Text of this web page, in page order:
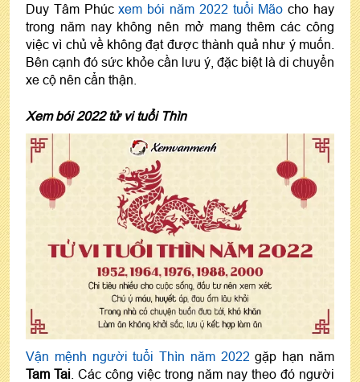
Duy Tâm Phúcxem bói năm 2022 tuổi Mão cho hay
trong năm nay không nên mở mang thêm các công
việc vì chủ về không đạt được thành quả như ý muốn.
Bên cạnh đó sức khỏe cần lưu ý, đặc biệt là di chuyển
xe cộ nên cẩn thận.
Xem bói 2022 tử vi tuổi Thìn
Vận mệnh người tuổi Thìn năm 2022 gặp hạn năm
Tam Tai . Các công việc trong năm nay theo đó người